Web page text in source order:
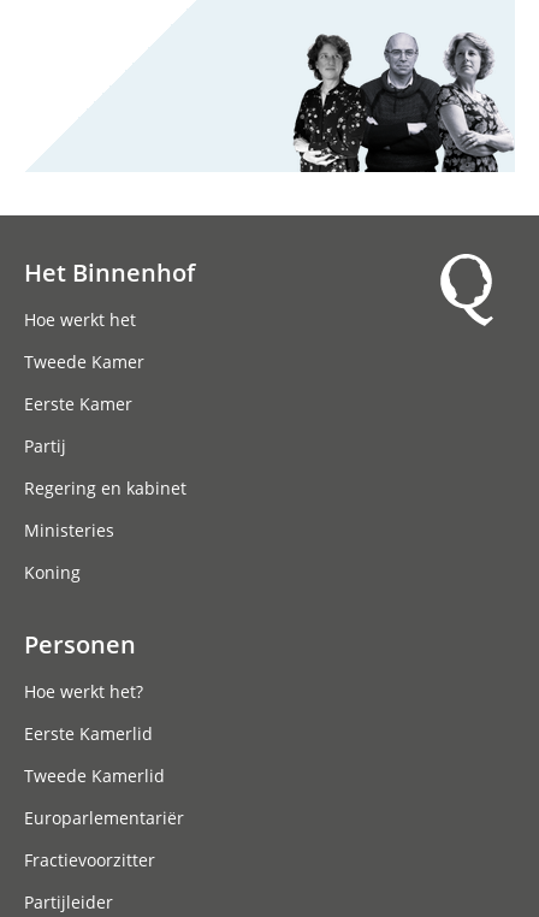
Het Binnenhof
Hoe werkt het
Tweede Kamer
Eerste Kamer
Partij
Regering en kabinet
Ministeries
Koning
Personen
Hoe werkt het?
Eerste Kamerlid
Tweede Kamerlid
Europarlementariër
Fractievoorzitter
Partijleider